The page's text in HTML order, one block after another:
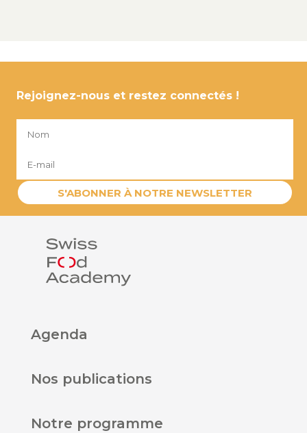
Rejoignez-nous et restez connectés !
S'ABONNER À NOTRE NEWSLETTER
Agenda
Nos publications
Notre programme